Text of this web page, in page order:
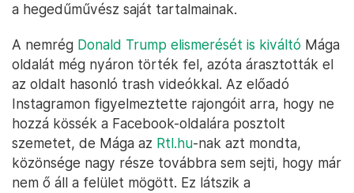
a hegedűművész saját tartalmainak.
A nemrég Donald Trump elismerését is kiváltó Mága
oldalát még nyáron törték fel, azóta árasztották el
az oldalt hasonló trash videókkal. Az előadó
Instagramon figyelmeztette rajongóit arra, hogy ne
hozzá kössék a Facebook-oldalára posztolt
szemetet, de Mága az Rtl.hu-nak azt mondta,
közönsége nagy része továbbra sem sejti, hogy már
nem ő áll a felület mögött. Ez látszik a